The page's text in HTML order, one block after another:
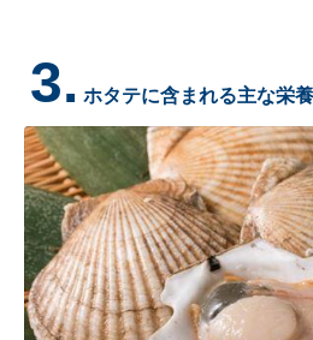
3. ホタテに含まれる主な栄